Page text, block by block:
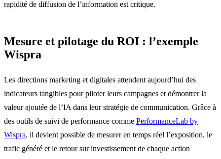
rapidité de diffusion de l’information est critique.
Mesure et pilotage du ROI : l’exemple
Wispra
Les directions marketing et digitales attendent aujourd’hui des
indicateurs tangibles pour piloter leurs campagnes et démontrer la
valeur ajoutée de l’IA dans leur stratégie de communication. Grâce à
des outils de suivi de performance comme PerformanceLab by
Wispra, il devient possible de mesurer en temps réel l’exposition, le
trafic généré et le retour sur investissement de chaque action